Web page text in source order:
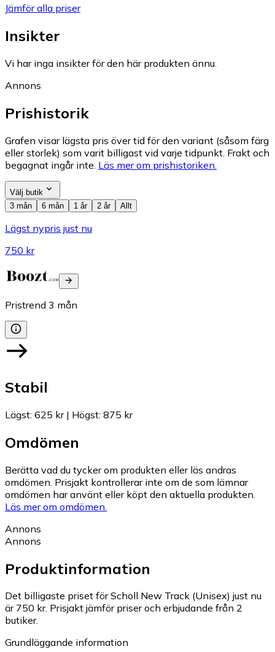
Jämför alla priser
Insikter
Vi har inga insikter för den här produkten ännu.
Annons
Prishistorik
Grafen visar lägsta pris över tid för den variant (såsom färg
eller storlek) som varit billigast vid varje tidpunkt. Frakt och
begagnat ingår inte. Läs mer om prishistoriken.
Välj butik
3 mån
6 mån 1 år 2 år Allt
Lägst nypris just nu
750 kr
Pristrend 3 mån
Stabil
Lägst: 625 kr| Högst: 875 kr
Omdömen
Berätta vad du tycker om produkten eller läs andras
omdömen. Prisjakt kontrollerar inte om de som lämnar
omdömen har använt eller köpt den aktuella produkten.
Läs mer om omdömen.
Annons
Annons
Produktinformation
Det billigaste priset för Scholl New Track (Unisex) just nu
är 750 kr. Prisjakt jämför priser och erbjudande från 2
butiker.
Grundläggande information